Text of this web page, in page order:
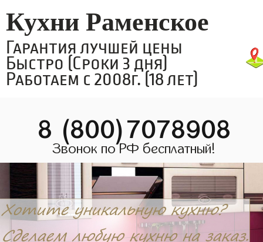
Кухни Раменское
Гарантия лучшей цены
Быстро (Сроки 3 дня)
Работаем с 2008г. (18 лет)
8 (800)7078908
Звонок по РФ бесплатный!